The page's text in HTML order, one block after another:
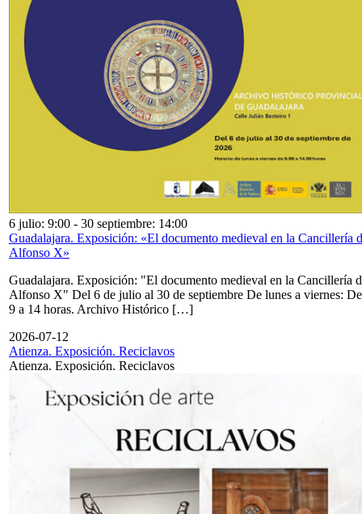
6 julio: 9:00 - 30 septiembre: 14:00
Guadalajara. Exposición: «El documento medieval en la Cancillería
Alfonso X»
Guadalajara. Exposición: "El documento medieval en la Cancillería
Alfonso X" Del 6 de julio al 30 de septiembre De lunes a viernes: De
9 a 14 horas. Archivo Histórico […]
2026-07-12
Atienza. Exposición. Reciclavos
Atienza. Exposición. Reciclavos